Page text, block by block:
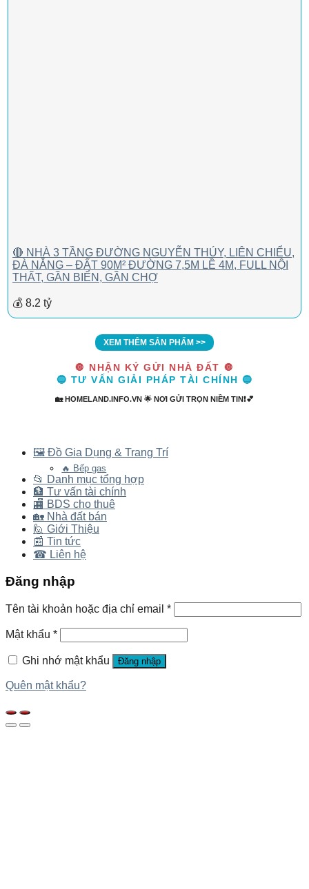
🔴 NHÀ 3 TẦNG ĐƯỜNG NGUYỄN THÚY, LIÊN CHIỂU,
ĐÀ NẴNG – ĐẤT 90M² ĐƯỜNG 7,5M LỀ 4M, FULL NỘI
THẤT, GẦN BIỂN, GẦN CHỢ
💰 8.2 tỷ
XEM THÊM SẢN PHẨM >>
🔘 NHẬN KÝ GỬI NHÀ ĐẤT 🔘
🔵 TƯ VẤN GIẢI PHÁP TÀI CHÍNH 🔵
🏡 HOMELAND.INFO.VN 🌟 NƠI GỬI TRỌN NIỀM TIN❗💕
🖼️ Đồ Gia Dụng & Trang Trí
🔥 Bếp gas
📂 Danh mục tổng hợp
🏦 Tư vấn tài chính
🏬 BDS cho thuê
🏡 Nhà đất bán
🙋 Giới Thiệu
📰 Tin tức
☎ Liên hệ
Đăng nhập
Tên tài khoản hoặc địa chỉ email *
Mật khẩu *
Ghi nhớ mật khẩu Đăng nhập
Quên mật khẩu?